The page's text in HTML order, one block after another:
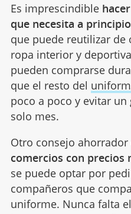
Es imprescindible
que necesita a
que puede reutilizar de
ropa interior y
pueden comprarse
que el resto del
poco a poco y evitar
solo mes.
Otro consejo ahorrador
comercios con precios
se puede optar por
compañeros que
uniforme. Nunca falta